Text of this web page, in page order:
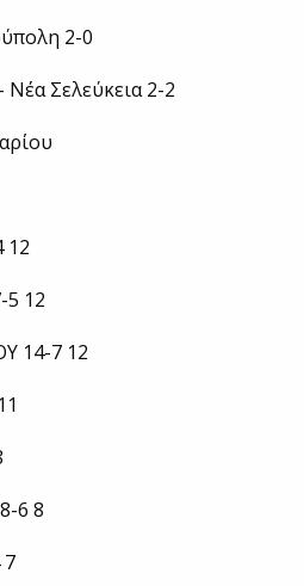
2-0
Σελεύκεια 2-2
12
12
14-7 12
6 8